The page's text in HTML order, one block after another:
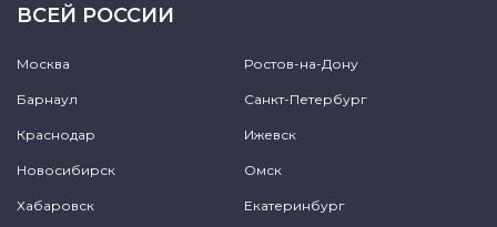
ВСЕЙ РОССИИ
Москва Ростов-на-Дону
Барнаул Санкт-Петербург
Краснодар Ижевск
Новосибирск Омск
Хабаровск Екатеринбург